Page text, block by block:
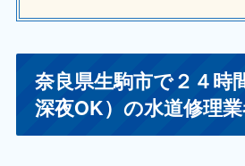
奈良県生駒市で２４時
深夜OK）の水道修理